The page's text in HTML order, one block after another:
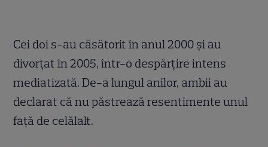
Cei doi s-au căsătorit în anul 2000 și au
divorțat în 2005, într-o despărțire intens
mediatizată. De-a lungul anilor, ambii au
declarat că nu păstrează resentimente unul
față de celălalt.